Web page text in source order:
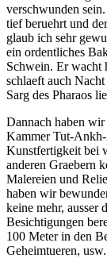
verschwunden
tief beruehrt und
glaub ich sehr
ein ordentliches
Schwein. Er wacht
schlaeft auch
Sarg des Pharaos
Dannach haben
Kammer Tut-Ankh-
Kunstfertigkeit bei
anderen Graebern
Malereien und
haben wir
keine mehr, ausser
Besichtigungen
100 Meter in den
Geheimtueren,